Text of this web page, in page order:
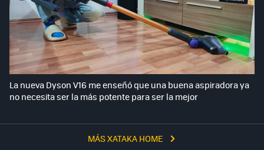
MÁS XATAKA HOME
La nueva Dyson V16 me enseñó que una buena aspiradora ya
no necesita ser la más potente para ser la mejor